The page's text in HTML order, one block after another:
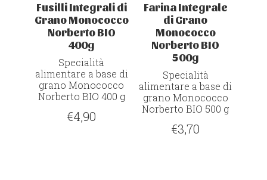
Fusilli Integrali di
Grano Monococco
Norberto BIO
400g
Specialità
alimentare a base di
grano Monococco
Norberto BIO 400 g
€4,90
Farina Integrale
di Grano
Monococco
Norberto BIO
500g
Specialità
alimentare a base di
grano Monococco
Norberto BIO 500 g
€3,70